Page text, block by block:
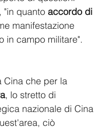
"in quanto accordo di
manifestazione
in campo militare".
Cina che per la
, lo stretto di
nazionale di Cina
ciò